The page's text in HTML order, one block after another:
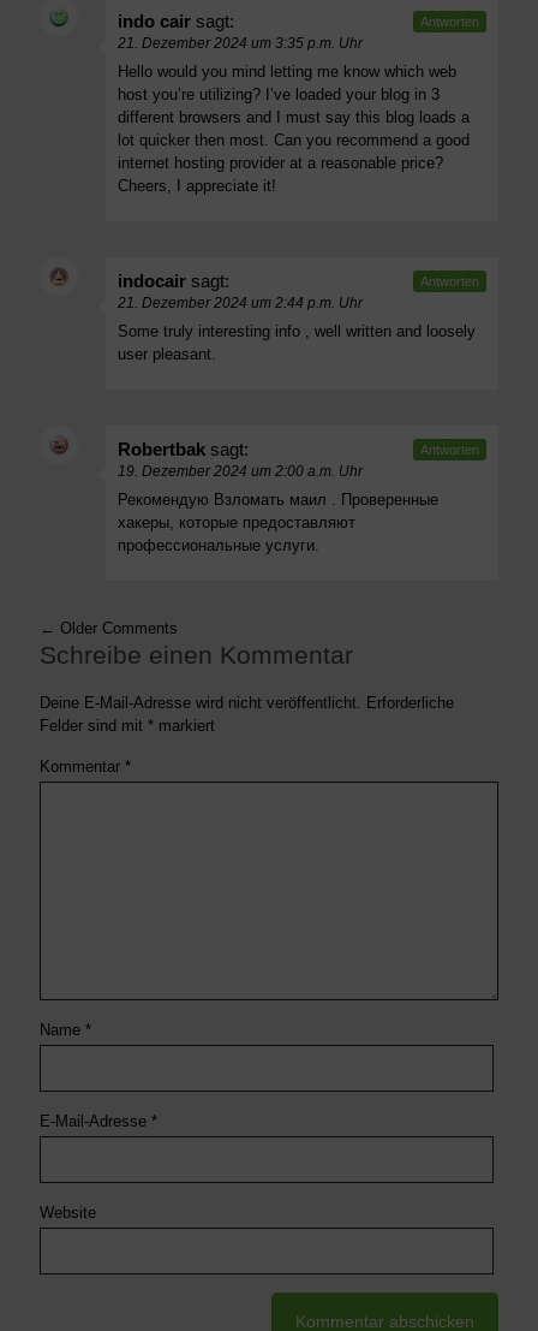
indo cair sagt:
21. Dezember 2024 um 3:35 p.m. Uhr
Hello would you mind letting me know which web
host you’re utilizing? I’ve loaded your blog in 3
different browsers and I must say this blog loads a
lot quicker then most. Can you recommend a good
internet hosting provider at a reasonable price?
Cheers, I appreciate it!
Antworten
indocair sagt:
21. Dezember 2024 um 2:44 p.m. Uhr
Some truly interesting info , well written and loosely
user pleasant.
Antworten
Robertbak sagt:
19. Dezember 2024 um 2:00 a.m. Uhr
Рекомендую Взломать маил . Проверенные
хакеры, которые предоставляют
профессиональные услуги.
Antworten
← Older Comments
Schreibe einen Kommentar
Deine E-Mail-Adresse wird nicht veröffentlicht. Erforderliche
Felder sind mit * markiert
Kommentar *
Name *
E-Mail-Adresse *
Website